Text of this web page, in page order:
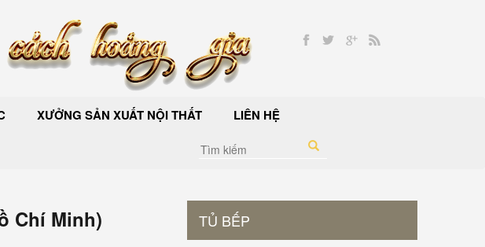
XƯỞNG SẢN XUẤT NỘI THẤT LIÊN HỆ
Chí Minh) TỦ BẾP